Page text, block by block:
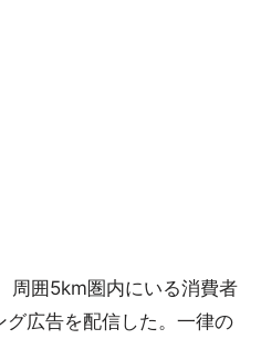
周囲5km圏内にいる消費者
広告を配信した。一律の